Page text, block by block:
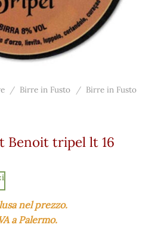
/ Birre in Fusto / Birre in Fusto
Benoit tripel lt 16
nel prezzo.
a Palermo.